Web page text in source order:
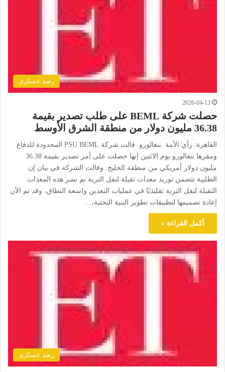
رصد عسكرى
2026-04-13
حصلت شركة BEML على طلب تصدير بقيمة
36.38 مليون دولار من منطقة الشرق الأوسط
القاهرة: رأي الأمة بنغالورو: قالت شركة PSU BEML المحدودة للدفاع
ومقرها بنغالورو يوم الاثنين إنها حصلت على أمر تصدير بقيمة 36.38
مليون دولار أمريكي من منطقة الخليج. وقالت الشركة في بيان إن
الطلبية تتضمن توريد معدات ثقيلة لنقل التربة.تم نشر هذه المعدات
الثقيلة لنقل التربة تقليديًا في عمليات التعدين واسعة النطاق، وقد تم الآن
إعادة تصميمها لتطبيقات تطوير البنية التحتية،…
أكمل القراءة »
رصد عسكرى